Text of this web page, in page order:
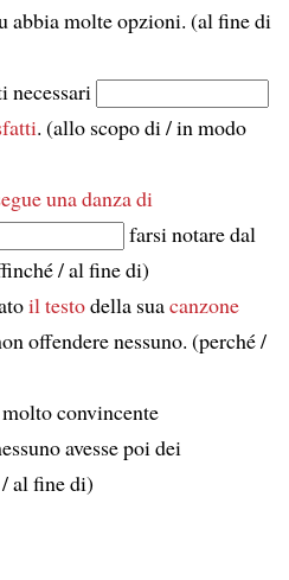
abbia molte opzioni. (al fine di
necessari
. (allo scopo di / in modo
una danza di
farsi notare dal
/ al fine di)
il testodella suacanzone
offendere nessuno. (perché /
convincente
avesse poi dei
al fine di)